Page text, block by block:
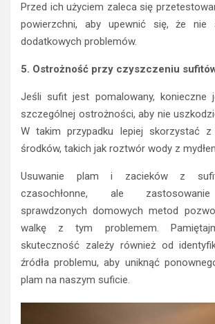
Przed ich użyciem zaleca się
powierzchni, aby upewnić się, że nie
dodatkowych problemów.
5. Ostrożność przy czyszczeniu
Jeśli sufit jest pomalowany, konieczne
szczególnej ostrożności, aby nie
W takim przypadku lepiej skorzystać z
środków, takich jak roztwór wody z
Usuwanie plam i zacieków z
czasochłonne, ale
sprawdzonych domowych metod
walkę z tym problemem.
skuteczność zależy również od
źródła problemu, aby uniknąć
plam na naszym suficie.